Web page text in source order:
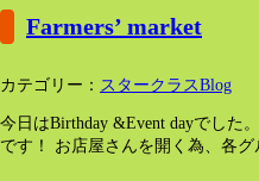
Farmers’ market
カテゴリー： スタークラスBlog
今日はBirthday &Event dayでした
です！ お店屋さんを開く為、各グ